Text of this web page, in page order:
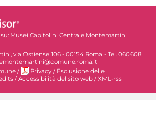
Musei Capitolini Centrale Montemartini
via Ostiense 106 - 00154 Roma - Tel. 060608
/ Privacy / Esclusione delle
/Accessibilità del sito web /XML-rss